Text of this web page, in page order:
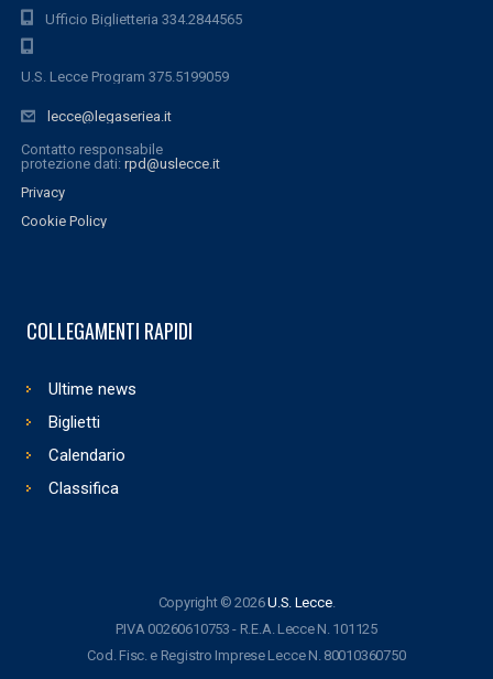
Ufficio Biglietteria 334.2844565
U.S. Lecce Program 375.5199059
lecce@legaseriea.it
Contatto responsabile
protezione dati: rpd@uslecce.it
Privacy
Cookie Policy
COLLEGAMENTI RAPIDI
Ultime news
Biglietti
Calendario
Classifica
Copyright © 2026U.S. Lecce.
P.IVA 00260610753 - R.E.A. Lecce N. 101125
Cod. Fisc. e Registro Imprese Lecce N. 80010360750